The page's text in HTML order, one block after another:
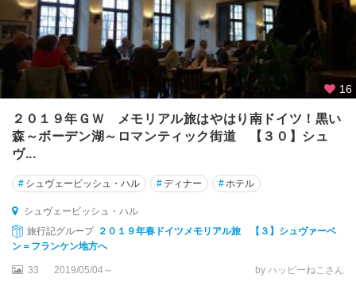
オ
ー
バ
シ
ウ
フ
ェ
ン
オ
ー
ベ
ス
16
２０１９年ＧＷ メモリアル旅はやはり南ドイツ！黒い
森～ボーデン湖～ロマンティック街道 【３０】シュ
ヴ...
# シュヴェービッシュ・ハル #ディナー # ホテル
シュヴェービッシュ・ハル
旅行記グループ ２０１９年春ドイツメモリアル旅 【３】シュヴァーベ
ン＝フランケン地方へ
33 2019/05/04～ by ハッピーねこさん